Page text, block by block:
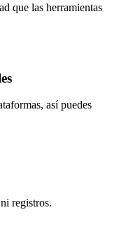
que las herramientas
así puedes
registros.